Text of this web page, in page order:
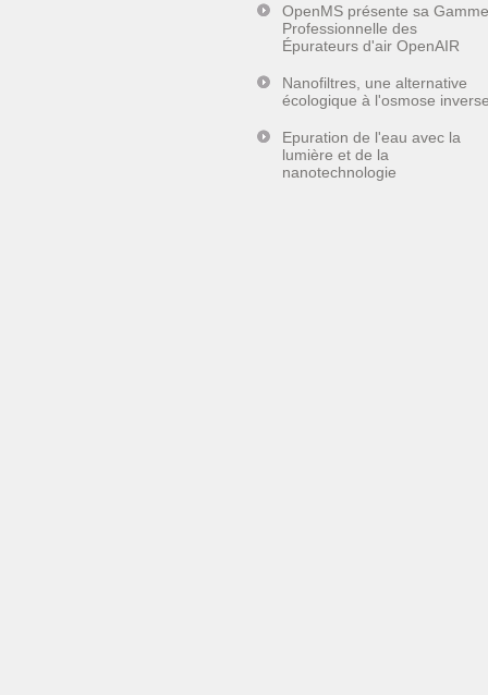
OpenMS présente sa Gamme
Professionnelle des
Épurateurs d'air OpenAIR
Nanofiltres, une alternative
écologique à l'osmose
Epuration de l'eau avec la
lumière et de la
nanotechnologie